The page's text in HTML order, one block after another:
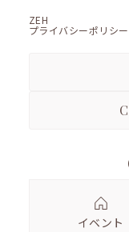
ZEH
プライバシーポリシー
イベント